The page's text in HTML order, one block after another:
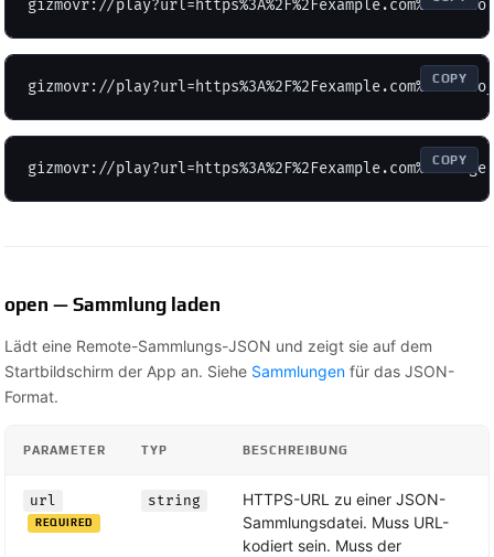
gizmovr://
gizmovr:// COPY
gizmovr:// COPY
open — Sammlung laden
Lädt eine Remote-Sammlungs-JSON und zeigt sie auf dem
Startbildschirm der App an. Siehe Sammlungen für das JSON-
Format.
PARAMETER TYP BESCHREIBUNG
url
REQUIRED
string
HTTPS-URL zu einer JSON-
Sammlungsdatei. Muss URL-
kodiert sein. Muss der